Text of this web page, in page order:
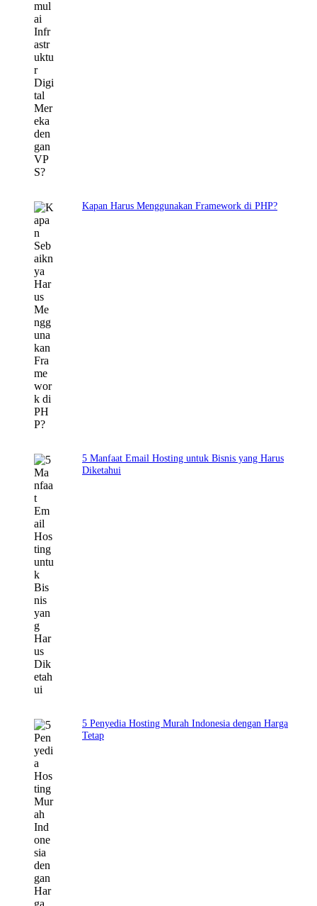
Kapan Harus Menggunakan Framework di PHP?
5 Manfaat Email Hosting untuk Bisnis yang Harus
Diketahui
5 Penyedia Hosting Murah Indonesia dengan Harga
Tetap